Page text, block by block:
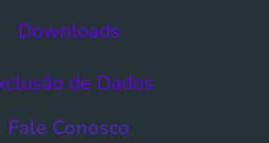
Downloads
de Dados​
Fale Conosco